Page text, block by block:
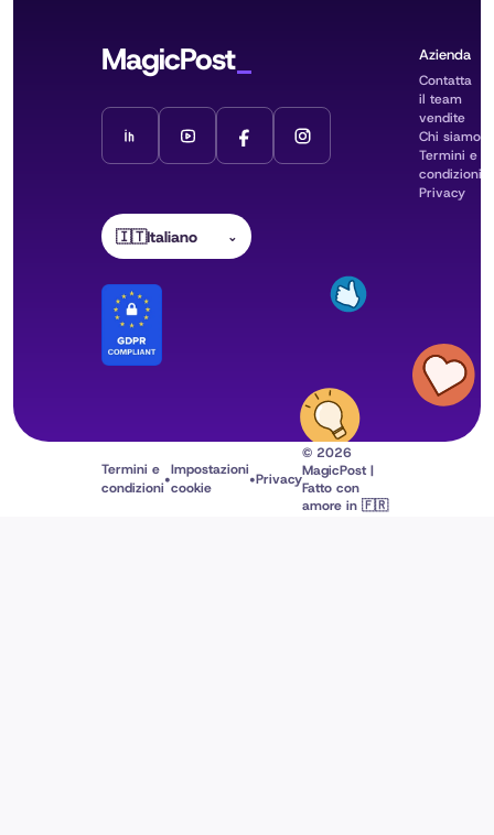
MagicPost
🇮🇹Italiano ⌄
Azienda
Contatta
il team
vendite
Chi siamo
Termini e
condizioni
Privacy
Termini e
condizioni•Impostazioni
cookie
•Privacy
© 2026
MagicPost |
Fatto con
amore in 🇫🇷